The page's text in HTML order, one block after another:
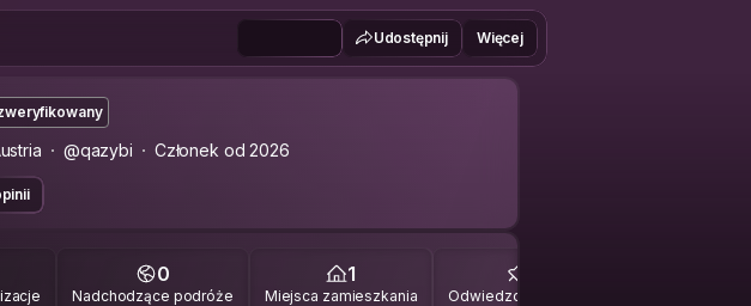
Udostępnij Więcej
@qazybi Członek od 2026
0
Nadchodzące podróże
1
Miejsca zamieszkania Odwiedzone miejsca